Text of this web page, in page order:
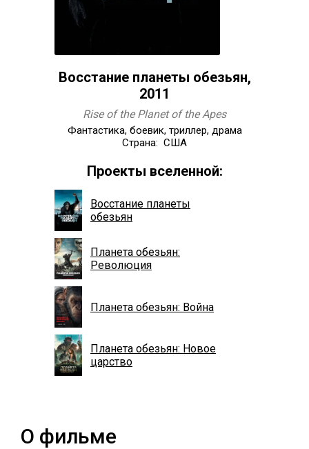
Восстание планеты обезьян,
2011
Rise of the Planet of the Apes
Фантастика, боевик, триллер, драма
Страна: США
Проекты вселенной:
Восстание планеты
обезьян
Планета обезьян:
Революция
Планета обезьян: Война
Планета обезьян: Новое
царство
О фильме